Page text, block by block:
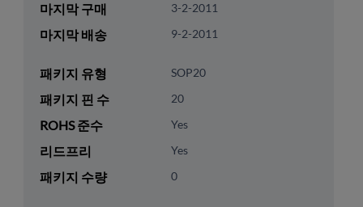
마지막 구매 3-2-2011
마지막 배송 9-2-2011
패키지 유형 SOP20
패키지 핀 수 20
ROHS 준수 Yes
리드프리 Yes
패키지 수량 0